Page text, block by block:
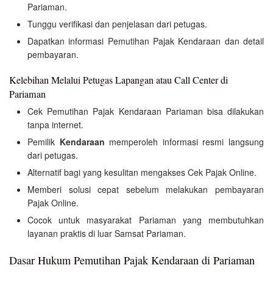
Pariaman.
Tunggu verifikasi dan penjelasan dari petugas.
Dapatkan informasi Pemutihan Pajak Kendaraan dan detail
pembayaran.
Kelebihan Melalui Petugas Lapangan atau Call Center di
Pariaman
Cek Pemutihan Pajak Kendaraan Pariaman bisa dilakukan
tanpa internet.
Pemilik Kendaraan memperoleh informasi resmi langsung
dari petugas.
Alternatif bagi yang kesulitan mengakses Cek Pajak Online.
Memberi solusi cepat sebelum melakukan pembayaran
Pajak Online.
Cocok untuk masyarakat Pariaman yang membutuhkan
layanan praktis di luar Samsat Pariaman.
Dasar Hukum Pemutihan Pajak Kendaraan di Pariaman